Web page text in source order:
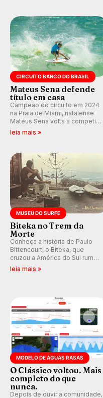
CIRCUITO BANCO DO BRASIL
Mateus Sena defende
título em casa
Campeão do circuito em 2024
na Praia de Miami, natalense
Mateus Sena volta a competir
em casa em busca de manter a
leia mais »
MUSEU DO SURFE
Biteka no Trem da
Morte
Conheça a história de Paulo
Bittencourt, o Biteka, que
cruzou a América do Sul rumo
ao Pacífico em uma jornada
leia mais »
MODELO DE ÁGUAS RASAS
O Clássico voltou. Mais
completo do que
nunca.
Depois de ouvir a comunidade,